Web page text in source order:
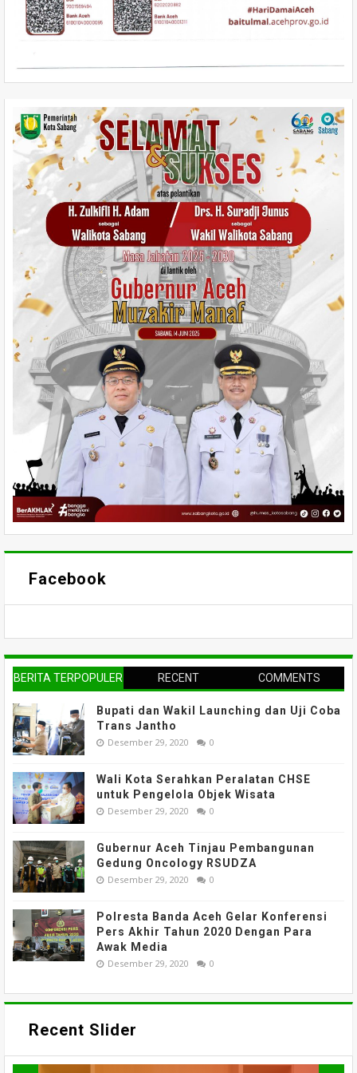
Facebook
BERITA TERPOPULER RECENT COMMENTS
Bupati dan Wakil Launching dan Uji Coba
Trans Jantho
Desember 29, 2020 0
Wali Kota Serahkan Peralatan CHSE
untuk Pengelola Objek Wisata
Desember 29, 2020 0
Gubernur Aceh Tinjau Pembangunan
Gedung Oncology RSUDZA
Desember 29, 2020 0
Polresta Banda Aceh Gelar Konferensi
Pers Akhir Tahun 2020 Dengan Para
Awak Media
Desember 29, 2020 0
Recent Slider